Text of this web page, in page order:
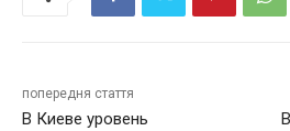
попередня стаття
В Киеве уровень